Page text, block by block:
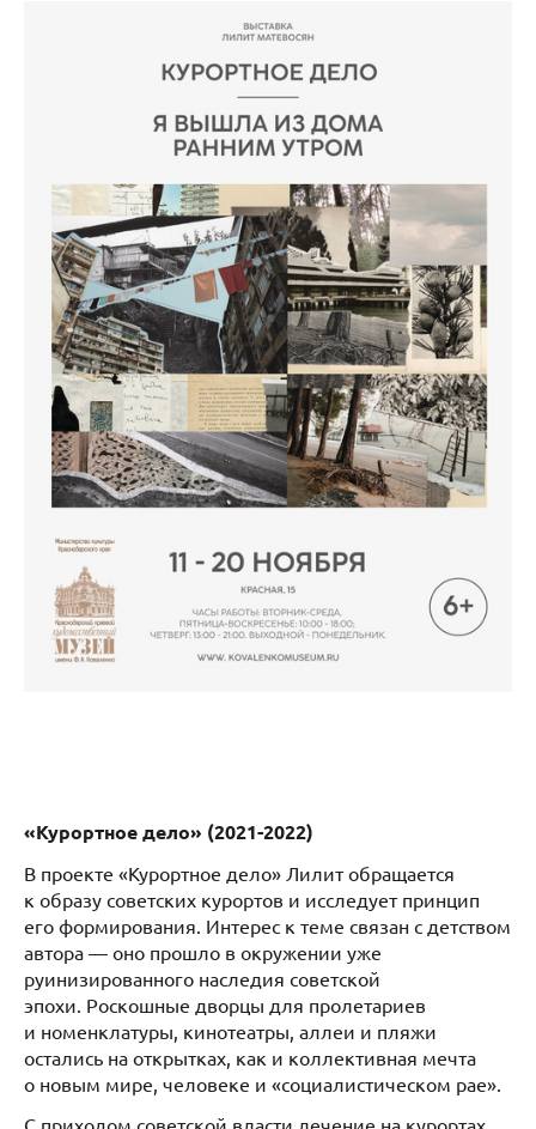
«Курортное дело» (2021-2022)
В проекте «Курортное дело» Лилит обращается
к образу советских курортов и исследует принцип
его формирования. Интерес к теме связан с детством
автора — оно прошло в окружении уже
руинизированного наследия советской
эпохи. Роскошные дворцы для пролетариев
и номенклатуры, кинотеатры, аллеи и пляжи
остались на открытках, как и коллективная мечта
о новым мире, человеке и «социалистическом рае».
С приходом советской власти лечение на курортах